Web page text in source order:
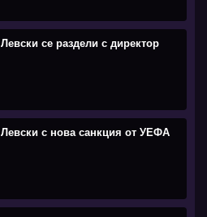
Левски се раздели с директор
Левски с нова санкция от УЕФА